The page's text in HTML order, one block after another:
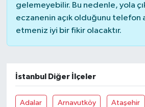
gelemeyebilir. Bu nedenle, yola
eczanenin açık olduğunu telefon
etmeniz iyi bir fikir olacaktır.
İstanbul Diğer İlçeler
Adalar Arnavutköy Ataşehir